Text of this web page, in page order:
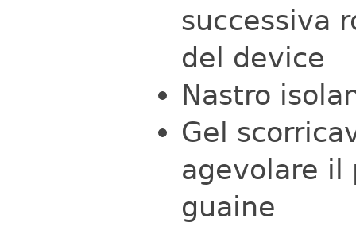
successiva
del device
Nastro
Gel
agevolare il
guaine